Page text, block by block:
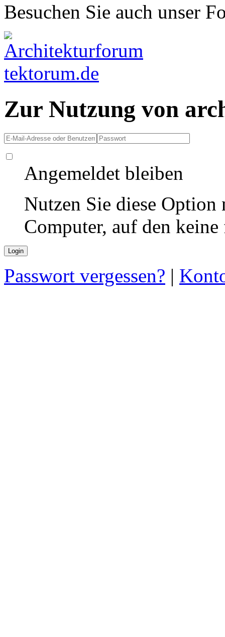
Besuchen Sie auch unser
Zur Nutzung von
Angemeldet bleiben
Nutzen Sie diese
Computer, auf den
Passwort vergessen? |